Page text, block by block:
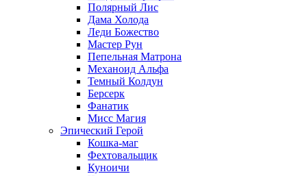
Полярный Лис
Дама Холода
Леди Божество
Мастер Рун
Пепельная Матрона
Механоид Альфа
Темный Колдун
Берсерк
Фанатик
Мисс Магия
Эпический Герой
Кошка-маг
Фехтовальщик
Куноичи